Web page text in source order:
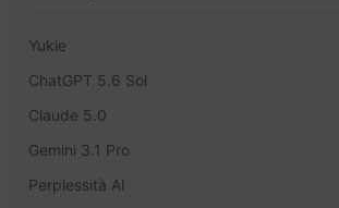
Yukie
ChatGPT 5.6 Sol
Claude 5.0
Gemini 3.1 Pro
Perplessità AI